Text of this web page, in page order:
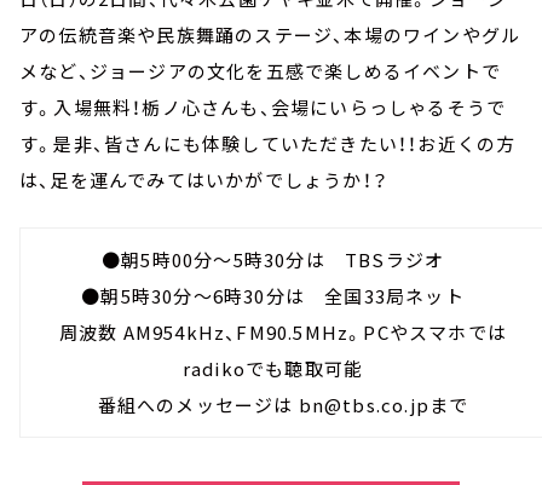
アの伝統音楽や民族舞踊のステージ、本場のワインやグル
メなど、ジョージアの文化を五感で楽しめるイベントで
す。入場無料！栃ノ心さんも、会場にいらっしゃるそうで
す。是非、皆さんにも体験していただきたい！！お近くの方
は、足を運んでみてはいかがでしょうか！？
●朝5時00分～5時30分は TBSラジオ
●朝5時30分～6時30分は 全国33局ネット
周波数 AM954kHz、FM90.5MHz。PCやスマホでは
radikoでも聴取可能
番組へのメッセージは bn@tbs.co.jpまで